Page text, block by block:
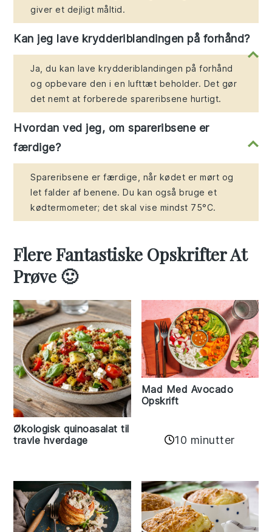
giver et dejligt måltid.
Kan jeg lave krydderiblandingen på forhånd?
Ja, du kan lave krydderiblandingen på forhånd
og opbevare den i en lufttæt beholder. Det gør
det nemt at forberede spareribsene hurtigt.
Hvordan ved jeg, om spareribsene er
færdige?
Spareribsene er færdige, når kødet er mørt og
let falder af benene. Du kan også bruge et
kødtermometer; det skal vise mindst 75°C.
Flere Fantastiske Opskrifter At
Prøve 🙂
Økologisk quinoasalat til
travle hverdage
Mad Med Avocado
Opskrift
10 minutter